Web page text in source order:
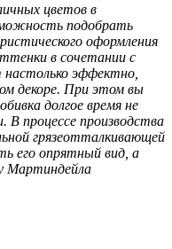
цветов в
подобрать
оформления
в сочетании с
эффектно,
декоре. При этом вы
долгое время не
В процессе производства
грязеотталкивающей
его опрятный вид, а
Мартиндейла